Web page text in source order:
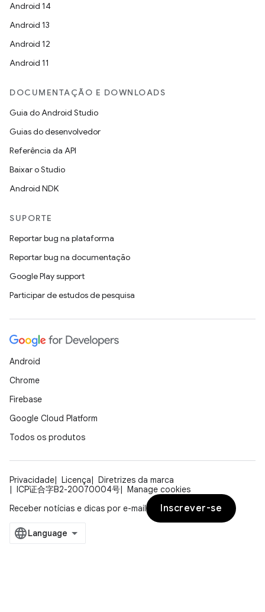
Android 14
Android 13
Android 12
Android 11
DOCUMENTAÇÃO E DOWNLOADS
Guia do Android Studio
Guias do desenvolvedor
Referência da API
Baixar o Studio
Android NDK
SUPORTE
Reportar bug na plataforma
Reportar bug na documentação
Google Play support
Participar de estudos de pesquisa
Android
Chrome
Firebase
Google Cloud Platform
Todos os produtos
Privacidade Licença
Diretrizes da marca
ICP证合字B2-20070004号
Manage cookies
Receber notícias e dicas por e-mail
Inscrever-se